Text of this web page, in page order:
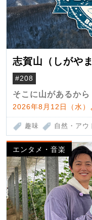
志賀山（しがや
#208
そこに山があるから
2026年8月12日（水
趣味 自然・アウ
エンタメ・音楽